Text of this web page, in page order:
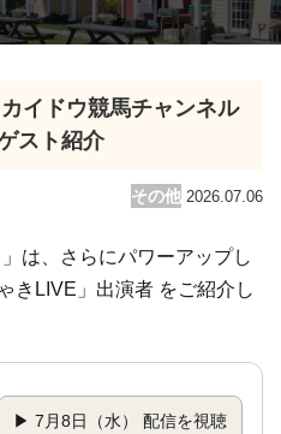
イドウ競馬チャンネル
スト紹介
その他 2026.07.06
は、さらにパワーアップし
きLIVE」出演者 をご紹介し
▶ 7月8日（水） 配信を視聴